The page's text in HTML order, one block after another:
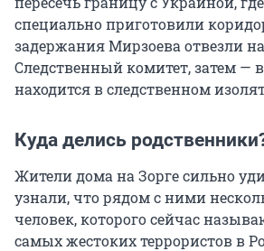
специально приготовили
задержания Мирзоева отвезли
Следственный комитет, затем —
находится в следственном
Куда делись
Жители дома на Зорге сильно
узнали, что рядом с ними
человек, которого сейчас
самых жестоких террористов в